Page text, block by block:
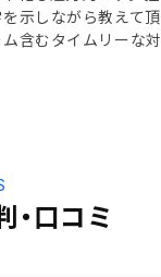
示しながら教えて
含むタイムリーな対
・口コミ